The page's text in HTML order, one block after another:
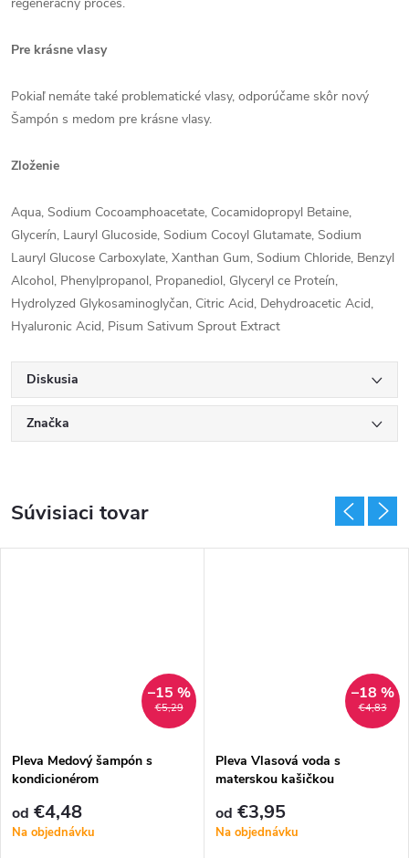
Pre krásne vlasy
Pokiaľ nemáte také problematické vlasy, odporúčame skôr nový
Šampón s medom pre krásne vlasy.
Zloženie
Aqua, Sodium Cocoamphoacetate, Cocamidopropyl Betaine,
Glycerín, Lauryl Glucoside, Sodium Cocoyl Glutamate, Sodium
Lauryl Glucose Carboxylate, Xanthan Gum, Sodium Chloride, Benzyl
Alcohol, Phenylpropanol, Propanediol, Glyceryl ce Proteín,
Hydrolyzed Glykosaminoglyčan, Citric Acid, Dehydroacetic Acid,
Hyaluronic Acid, Pisum Sativum Sprout Extract
Diskusia
Značka
Súvisiaci tovar
€5,29
–15 %
Pleva Medový šampón s
kondicionérom
od €4,48
Na objednávku
€4,83
–18 %
Pleva Vlasová voda s
materskou kašičkou
od €3,95
Na objednávku